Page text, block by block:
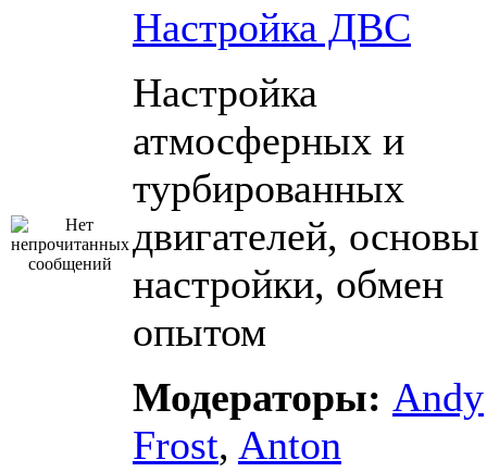
Настройка ДВС
Настройка
атмосферных и
турбированных
двигателей, основы
настройки, обмен
опытом
Модераторы: Andy
Frost, Anton